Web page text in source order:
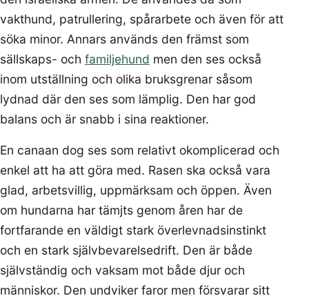
vakthund, patrullering, spårarbete och även för att
söka minor. Annars används den främst som
sällskaps- och familjehund men den ses också
inom utställning och olika bruksgrenar såsom
lydnad där den ses som lämplig. Den har god
balans och är snabb i sina reaktioner.
En canaan dog ses som relativt okomplicerad och
enkel att ha att göra med. Rasen ska också vara
glad, arbetsvillig, uppmärksam och öppen. Även
om hundarna har tämjts genom åren har de
fortfarande en väldigt stark överlevnadsinstinkt
och en stark självbevarelsedrift. Den är både
självständig och vaksam mot både djur och
människor. Den undviker faror men försvarar sitt